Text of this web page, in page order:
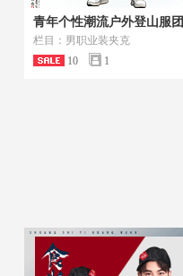
青年个性潮流户外登山服团
栏目：男职业装夹克
10
1